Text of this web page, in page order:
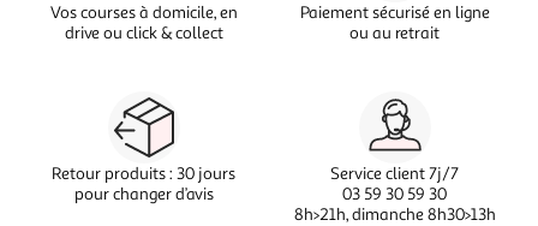
Vos courses à domicile, en
drive ou click & collect
Paiement sécurisé en ligne
ou au retrait
Retour produits : 30 jours
pour changer d’avis
Service client 7j/7
03 59 30 59 30
8h>21h, dimanche 8h30>13h